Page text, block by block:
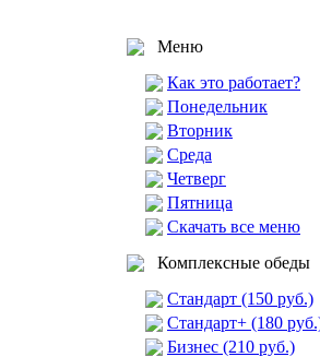
Меню
Как это работает?
Понедельник
Вторник
Среда
Четверг
Пятница
Скачать все меню
Комплексные обеды
Стандарт (150 руб.)
Стандарт+ (180
Бизнес (210 руб.)